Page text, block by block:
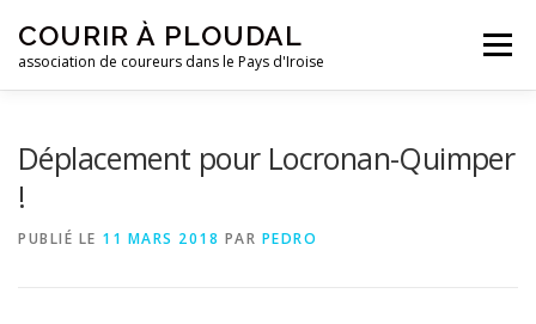
contenu
COURIR À PLOUDAL
association de coureurs dans le Pays d'Iroise
Menu
Déplacement pour Locronan-Quimper
!
PUBLIÉ LE 11 MARS 2018 PAR PEDRO